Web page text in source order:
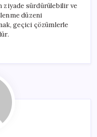
ziyade sürdürülebilir ve
düzeni
geçici çözümlerle